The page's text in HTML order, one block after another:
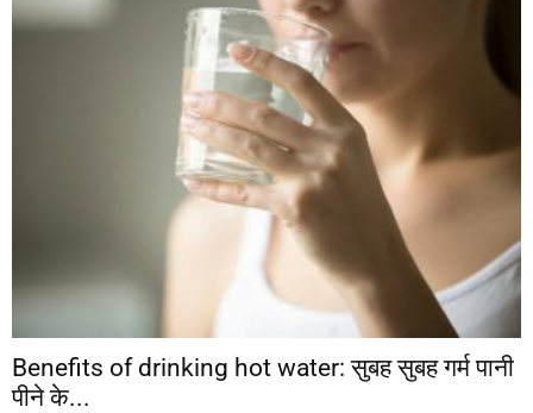
Benefits of drinking hot water: सुबह सुबह गर्म पानी
पीने के...